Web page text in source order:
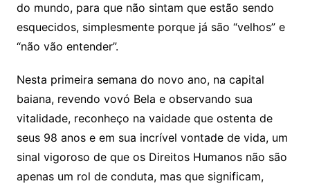
do mundo, para que não sintam que estão sendo
esquecidos, simplesmente porque já são “velhos” e
“não vão entender”.
Nesta primeira semana do novo ano, na capital
baiana, revendo vovó Bela e observando sua
vitalidade, reconheço na vaidade que ostenta de
seus 98 anos e em sua incrível vontade de vida, um
sinal vigoroso de que os Direitos Humanos não são
apenas um rol de conduta, mas que significam,